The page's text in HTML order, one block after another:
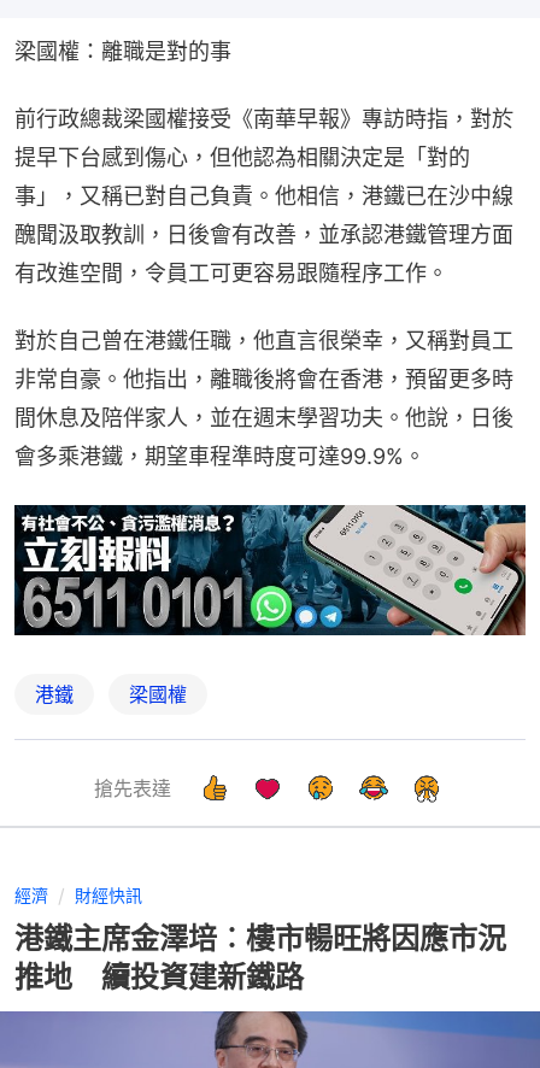
梁國權：離職是對的事
前行政總裁梁國權接受《南華早報》專訪時指，對於
提早下台感到傷心，但他認為相關決定是「對的
事」，又稱已對自己負責。他相信，港鐵已在沙中線
醜聞汲取教訓，日後會有改善，並承認港鐵管理方面
有改進空間，令員工可更容易跟隨程序工作。
對於自己曾在港鐵任職，他直言很榮幸，又稱對員工
非常自豪。他指出，離職後將會在香港，預留更多時
間休息及陪伴家人，並在週末學習功夫。他說，日後
會多乘港鐵，期望車程準時度可達99.9%。
港鐵 梁國權
搶先表達
經濟 財經快訊
港鐵主席金澤培︰樓市暢旺將因應市況
推地 續投資建新鐵路